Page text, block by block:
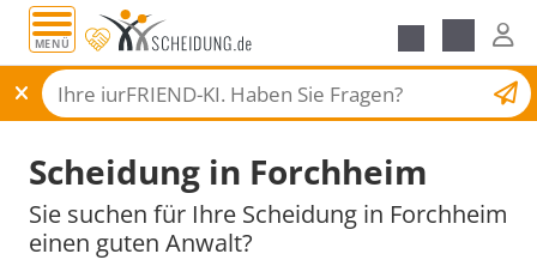
MENÜ
Scheidungsantrag
Scheidung in Forchheim
Sie suchen für Ihre Scheidung in Forchheim
einen guten Anwalt?